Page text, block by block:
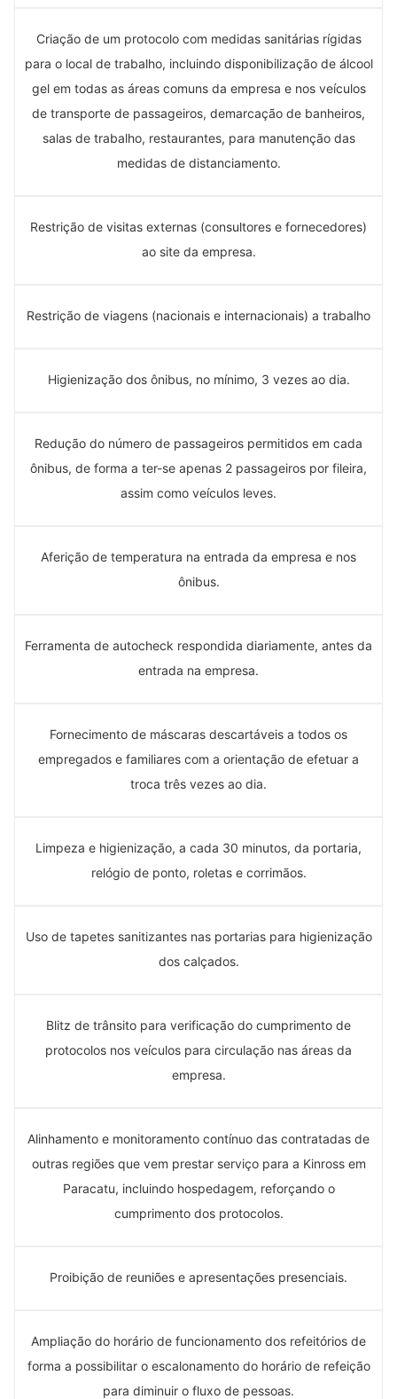
Criação de um protocolo com medidas sanitárias rígidas
para o local de trabalho, incluindo disponibilização de álcool
gel em todas as áreas comuns da empresa e nos veículos
de transporte de passageiros, demarcação de banheiros,
salas de trabalho, restaurantes, para manutenção das
medidas de distanciamento.
Restrição de visitas externas (consultores e fornecedores)
ao site da empresa.
Restrição de viagens (nacionais e internacionais) a trabalho
Higienização dos ônibus, no mínimo, 3 vezes ao dia.
Redução do número de passageiros permitidos em cada
ônibus, de forma a ter-se apenas 2 passageiros por fileira,
assim como veículos leves.
Aferição de temperatura na entrada da empresa e nos
ônibus.
Ferramenta de autocheck respondida diariamente, antes da
entrada na empresa.
Fornecimento de máscaras descartáveis a todos os
empregados e familiares com a orientação de efetuar a
troca três vezes ao dia.
Limpeza e higienização, a cada 30 minutos, da portaria,
relógio de ponto, roletas e corrimãos.
Uso de tapetes sanitizantes nas portarias para higienização
dos calçados.
Blitz de trânsito para verificação do cumprimento de
protocolos nos veículos para circulação nas áreas da
empresa.
Alinhamento e monitoramento contínuo das contratadas de
outras regiões que vem prestar serviço para a Kinross em
Paracatu, incluindo hospedagem, reforçando o
cumprimento dos protocolos.
Proibição de reuniões e apresentações presenciais.
Ampliação do horário de funcionamento dos refeitórios de
forma a possibilitar o escalonamento do horário de refeição
para diminuir o fluxo de pessoas.